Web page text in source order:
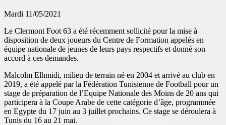
Mardi 11/05/2021
Le Clermont Foot 63 a été récemment sollicité pour la mise à
disposition de deux joueurs du Centre de Formation appelés en
équipe nationale de jeunes de leurs pays respectifs et donné son
accord à ces demandes.
Malcolm Elhmidi, milieu de terrain né en 2004 et arrivé au club en
2019, a été appelé par la Fédération Tunisienne de Football pour un
stage de préparation de l’Equipe Nationale des Moins de 20 ans qui
participera à la Coupe Arabe de cette catégorie d’âge, programmée
en Egypte du 17 juin au 3 juillet prochains. Ce stage se déroulera à
Tunis du 16 au 21 mai.